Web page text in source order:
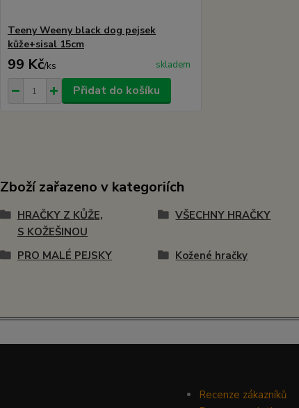
Teeny Weeny black dog pejsek
kůže+sisal 15cm
99 Kč/ks skladem
Přidat do košíku
Zboží zařazeno v kategoriích
HRAČKY Z KŮŽE,
S KOŽEŠINOU
VŠECHNY HRAČKY
PRO MALÉ PEJSKY Kožené hračky
Recenze zákazníků